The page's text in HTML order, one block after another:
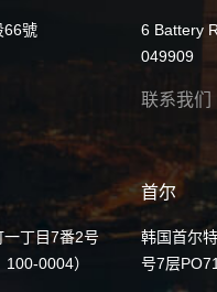
66號
6 Battery
049909
联系我们
一丁目7番2号
0004）
首尔
韩国首尔
号7层